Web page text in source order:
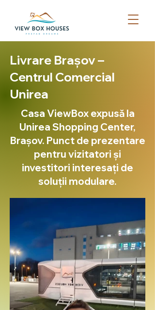
Livrare Brașov –
Centrul Comercial
Unirea
Casa ViewBox expusă la
Unirea Shopping Center,
Brașov. Punct de prezentare
pentru vizitatori și
investitori interesați de
soluții modulare.